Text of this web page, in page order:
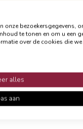
sfeervolle sierkussen
een print en is
(liefst op de hand)
onze bezoekersgegevens,
te tonen en om u een
over de cookies die
alles
aan